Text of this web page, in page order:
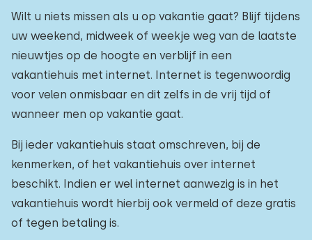
Kinderfaciliteiten op park 0
Toegankelijkheid
Verminderde mobiliteit
Rolstoelvriendelijk
Met hulpmiddelen
Wilt u niets missen als u op vakantie gaat? Blijf tijdens
uw weekend, midweek of weekje weg van de laatste
nieuwtjes op de hoogte en verblijf in een
vakantiehuis met internet. Internet is tegenwoordig
voor velen onmisbaar en dit zelfs in de vrij tijd of
wanneer men op vakantie gaat.
Bij ieder vakantiehuis staat omschreven, bij de
kenmerken, of het vakantiehuis over internet
beschikt. Indien er wel internet aanwezig is in het
vakantiehuis wordt hierbij ook vermeld of deze gratis
of tegen betaling is.